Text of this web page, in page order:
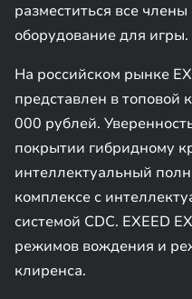
разместиться все
оборудование для игры.
На российском рынке
представлен в топовой
000 рублей.
покрытии гибридному
интеллектуальный
комплексе с
системой CDC. EXEED
режимов вождения и
клиренса.